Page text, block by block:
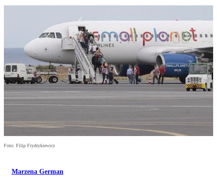
Foto: Filip Frydrykiewicz
Marzena German